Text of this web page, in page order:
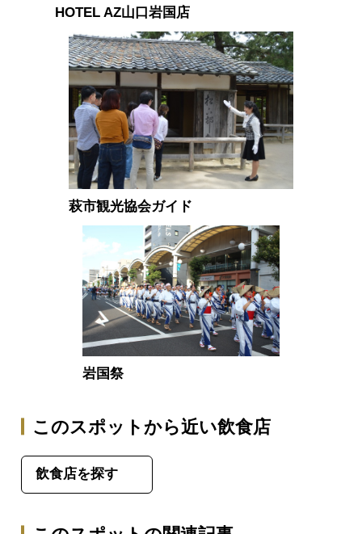
HOTEL AZ山口岩国店
萩市観光協会ガイド
岩国祭
このスポットから近い飲食店
飲食店を探す